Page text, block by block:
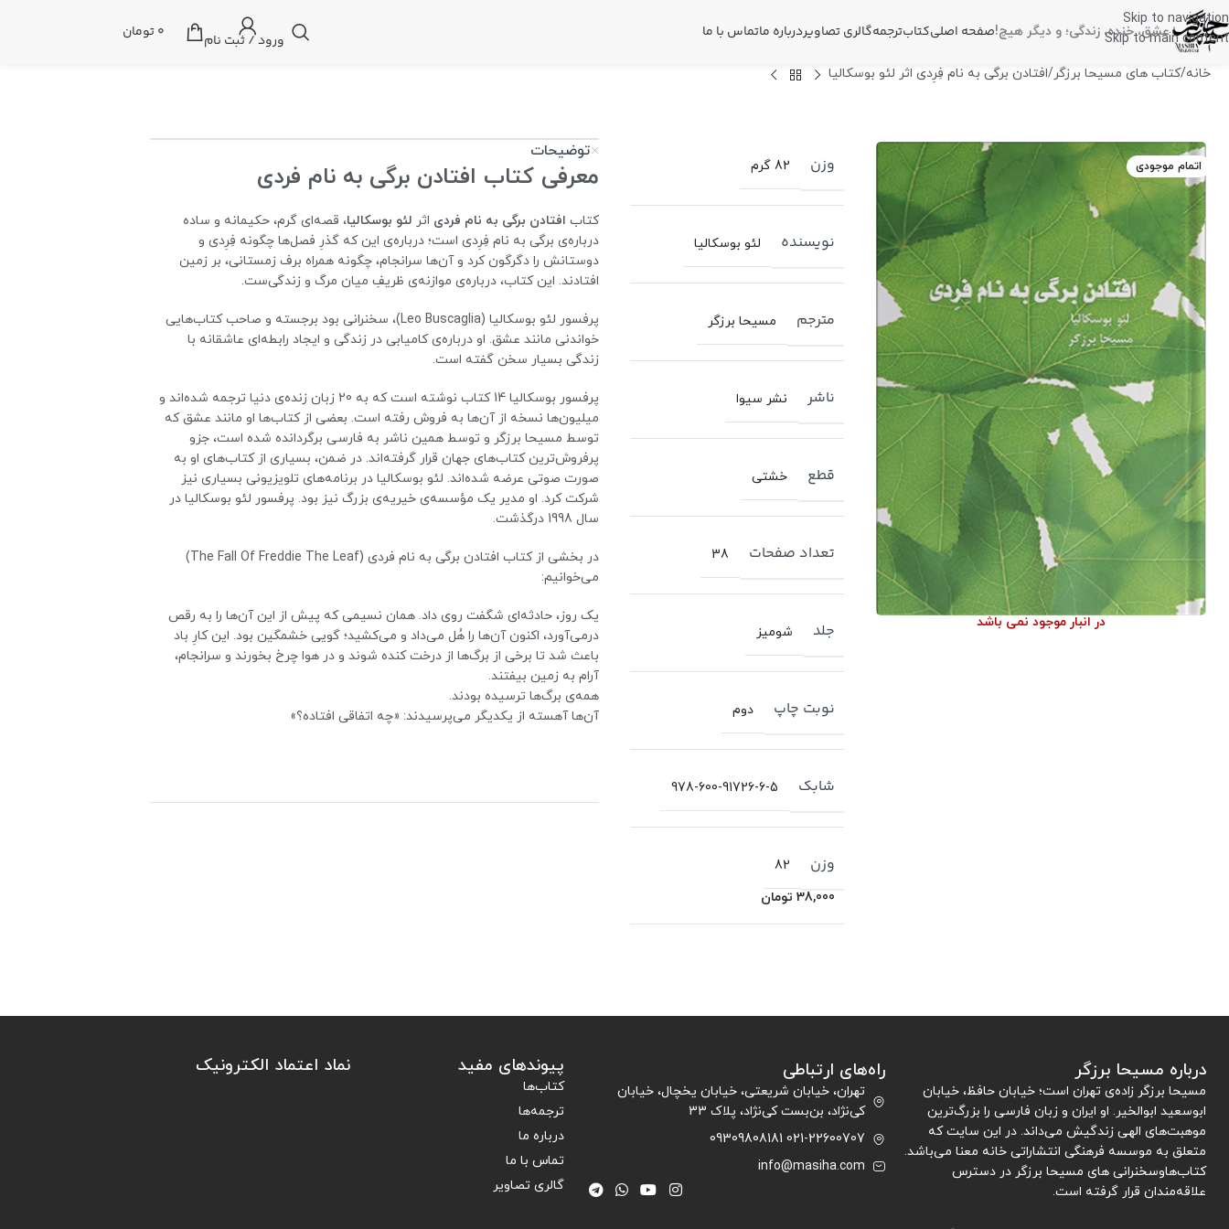
Skip to navigation
Skip to main content
عشق، خنده، زندگی؛ و دیگر هیچ!صفحه اصلیکتابترجمهگالری تصاویردرباره ماتماس با ما ورود / ثبت نام 0تومان
خانه کتاب های مسیحا برزگر افتادن برگی به نام فِرِدی اثر لئو بوسکالیا
اتمام موجودی
در انبار موجود نمی باشد
وزن 82 گرم
نویسنده لئو بوسکالیا
مترجم مسیحا برزگر
ناشر نشر سیوا
قطع خشتی
تعداد صفحات 38
جلد شومیز
نوبت چاپ دوم
شابک 978-600-91726-6-5
وزن
82
38,000 تومان
توضیحات
معرفی کتاب افتادن برگی به نام فردی
کتاب افتادن برگی به نام فردی اثر لئو بوسکالیا، قصه‌ای‌ گرم، حکیمانه و ساده
درباره‌ی برگی به نام فِرِدی است؛ درباره‌ی این که گذرِ فصل‌ها چگونه فِرِدی و
دوستانش را دگرگون کرد و آن‌ها سرانجام، چگونه همراه برف زمستانی، بر زمین
افتادند. این کتاب، درباره‌ی موازنه‌ی ظریفِ میان مرگ و زندگی‌ست.
پرفسور لئو بوسکالیا (Leo Buscaglia)، سخنرانی‌ بود برجسته و صاحب کتاب‌هایی
خواندنی مانند عشق. او درباره‌ی کامیابی در زندگی و ایجاد رابطه‌ای عاشقانه با
زندگی بسیار سخن گفته است.
پرفسور بوسکالیا 14 کتاب نوشته است که به 20 زبان زنده‌ی دنیا ترجمه شده‌اند و
میلیون‌ها نسخه از آن‌ها به فروش رفته است. بعضی از کتاب‌ها او مانند عشق که
توسط مسیحا برزگر و توسط همین ناشر به فارسی برگردانده شده است، جزو
پرفروش‌ترین کتاب‌های جهان قرار گرفته‌اند. در ضمن، بسیاری از کتاب‌های او به
صورت صوتی عرضه شده‌اند. لئو بوسکالیا در برنامه‌های تلویزیونی بسیاری نیز
شرکت کرد. او مدیر یک مؤسسه‌ی خیریه‌ی بزرگ نیز بود. پرفسور لئو بوسکالیا در
سال 1998 درگذشت.
در بخشی از کتاب افتادن برگی به نام فردی (The Fall Of Freddie The Leaf)
می‌خوانیم:
یک روز، حادثه‌ای شگفت روی داد. همان نسیمی که پیش از این آن‌ها را به رقص
درمی‌آورد، اکنون آن‌ها را هُل می‌داد و می‌کشید؛ گویی خشمگین بود. این کارِ باد
باعث شد تا برخی از برگ‌ها از درخت کنده شوند و در هوا چرخ بخورند و سرانجام،
آرام به زمین بیفتند.
همه‌ی برگ‌ها ترسیده بودند.
آن‌ها آهسته از یکدیگر می‌پرسیدند: «چه اتفاقی افتاده؟»
درباره مسیحا برزگر
مسیحا برزگر زاده‌ی تهران است؛ خیابان حافظ، خیابان
ابوسعید ابوالخیر. او ایران و زبان فارسی را بزرگ‌ترین
موهبت‌های الهی زندگیش می‌داند. در این سایت که
متعلق به موسسه فرهنگی انتشاراتی خانه معنا می‌باشد.
کتاب‌هاوسخنرانی های مسیحا برزگر در دسترس
علاقه‌مندان قرار گرفته است.
راه‌های ارتباطی
تهران، خیابان شریعتی، خیابان یخچال، خیابان
کی‌نژاد، بن‌بست کی‌نژاد، پلاک 33
021-22600707 09309808181
info@masiha.com
پیوندهای مفید
کتاب‌ها
ترجمه‌ها
درباره ما
تماس با ما
گالری تصاویر
نماد اعتماد الکترونیک